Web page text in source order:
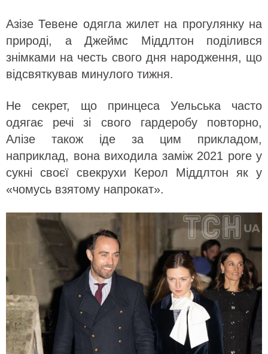
Азізе Тевене одягла жилет на прогулянку на
природі, а Джеймс Міддлтон поділився
знімками на честь свого дня народження, що
відсвяткував минулого тижня.
Не секрет, що принцеса Уельська часто
одягає речі зі свого гардеробу повторно,
Алізе також іде за цим прикладом,
наприклад, вона виходила заміж 2021 роre у
сукні своєї свекрухи Керол Міддлтон як у
«чомусь взятому напрокат».